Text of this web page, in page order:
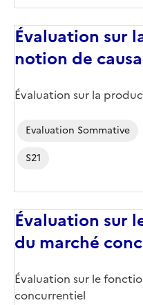
Évaluation sur
notion de
Évaluation sur la
Evaluation Sommative
S21
Évaluation sur
du marché
Évaluation sur le
concurrentiel